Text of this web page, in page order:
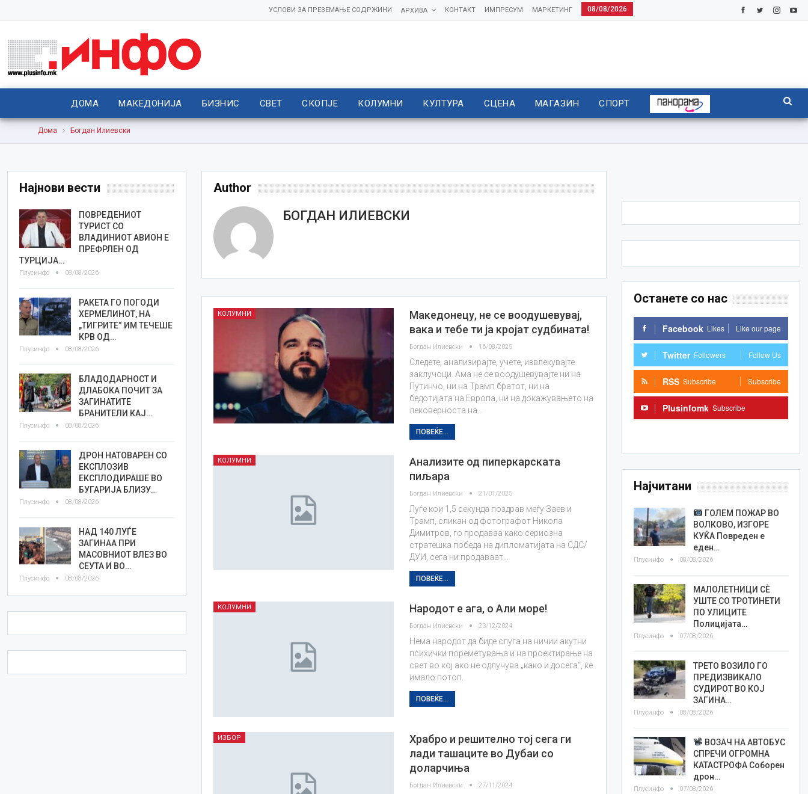
08/08/2026
МАРКЕТИНГ
ИМПРЕСУМ
КОНТАКТ
АРХИВА
УСЛОВИ ЗА ПРЕЗЕМАЊЕ СОДРЖИНИ
ДОМА МАКЕДОНИЈА БИЗНИС СВЕТ СКОПЈЕ КОЛУМНИ КУЛТУРА СЦЕНА МАГАЗИН СПОРТ
Дома Богдан Илиевски
Author
БОГДАН ИЛИЕВСКИ
КОЛУМНИ
Македонецу, не се воодушевувај,
вака и тебе ти ја кројат судбината!
Богдан Илиевски 16/08/2025
Следете, анализирајте, учете, извлекувајте
заклучоци. Ама не се воодушевувајте ни на
Путинчо, ни на Трамп братот, ни на
бедотијата на Европа, ни на докажувањето на
лековерноста на…
ПОВЕЌЕ...
КОЛУМНИ
Анализите од пиперкарската
пиљара
Богдан Илиевски 21/01/2025
Луѓе кои 1,5 секунда поздрав меѓу Заев и
Трамп, сликан од фотографот Никола
Димитров, го продаваа како сериозна
стратешка победа на дипломатијата на СДС/
ДУИ, сега ни продаваат…
ПОВЕЌЕ...
КОЛУМНИ Народот е ага, о Али море!
Богдан Илиевски 23/12/2024
Нема народот да биде слуга на ничии акутни
психички пореметувања и на проектирање на
свет во кој ако не одлучува „како и досега“, ќе
имало потоп.
ПОВЕЌЕ...
ИЗБОР
Храбро и решително тој сега ги
лади ташаците во Дубаи со
доларчиња
Богдан Илиевски 27/11/2024
Останете со нас
Facebook Likes Like our page
Twitter Followers Follow Us
RSS Subscribe Subscribe
Plusinfomk Subscribe
Најчитани
ГОЛЕМ ПОЖАР ВО
ВОЛКОВО, ИЗГОРЕ
КУЌА Повреден е
еден…
Плусинфо 08/08/2026
МАЛОЛЕТНИЦИ СÈ
УШТЕ СО ТРОТИНЕТИ
ПО УЛИЦИТЕ
Полицијата…
Плусинфо 07/08/2026
ТРЕТО ВОЗИЛО ГО
ПРЕДИЗВИКАЛО
СУДИРОТ ВО КОЈ
ЗАГИНА…
Плусинфо 08/08/2026
ВОЗАЧ НА АВТОБУС
СПРЕЧИ ОГРОМНА
КАТАСТРОФА Соборен
дрон…
Плусинфо 07/08/2026
Најнови вести
ПОВРЕДЕНИОТ
ТУРИСТ СО
ВЛАДИНИОТ АВИОН Е
ПРЕФРЛЕН ОД
ТУРЦИЈА…
Плусинфо 08/08/2026
РАКЕТА ГО ПОГОДИ
ХЕРМЕЛИНОТ, НА
„ТИГРИТЕ“ ИМ ТЕЧЕШЕ
КРВ ОД…
Плусинфо 08/08/2026
БЛАДОДАРНОСТ И
ДЛАБОКА ПОЧИТ ЗА
ЗАГИНАТИТЕ
БРАНИТЕЛИ КАЈ…
Плусинфо 08/08/2026
ДРОН НАТОВАРЕН СО
ЕКСПЛОЗИВ
ЕКСПЛОДИРАШЕ ВО
БУГАРИЈА БЛИЗУ…
Плусинфо 08/08/2026
НАД 140 ЛУЃЕ
ЗАГИНАА ПРИ
МАСОВНИОТ ВЛЕЗ ВО
СЕУТА И ВО…
Плусинфо 08/08/2026